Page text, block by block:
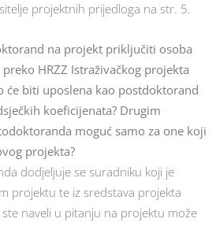
projektnih prijedloga na str. 5.
na projekt priključiti osoba
HRZZ Istraživačkog projekta
će biti uposlena kao postdoktorand
koeficijenata? Drugim
moguć samo za one koji
projekta?
dodjeljuje se suradniku koji je
projektu te iz sredstava projekta
naveli u pitanju na projektu može